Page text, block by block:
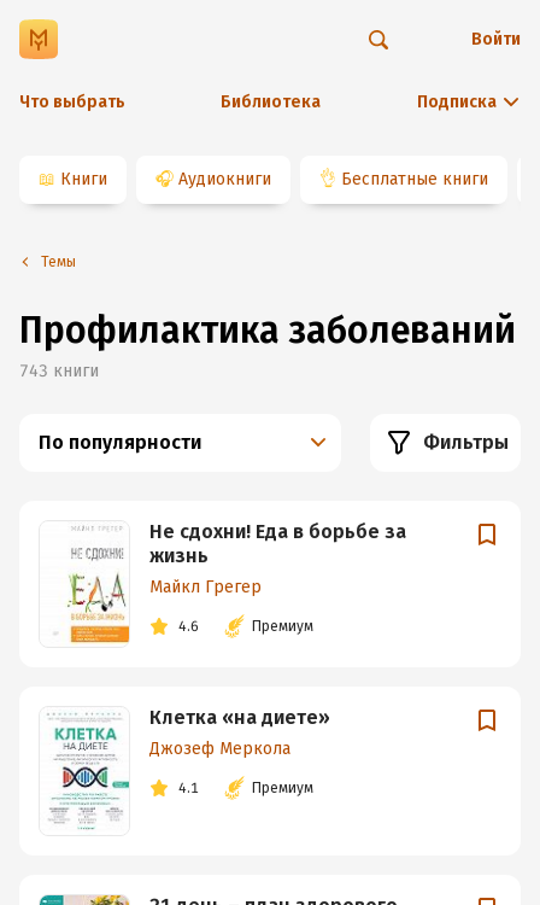
Что выбрать Библиотека Подписка
Войти
📖 Книги 🎧 Аудиокниги 👌 Бесплатные книги
Темы
Профилактика заболеваний
743 книги
По популярности Фильтры
Не сдохни! Еда в борьбе за
жизнь
Майкл Грегер
4.6 Премиум
Клетка «на диете»
Джозеф Меркола
4.1 Премиум